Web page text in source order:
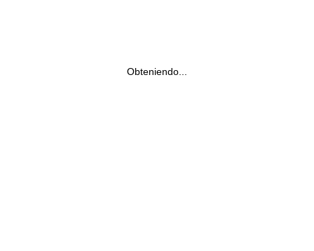
Obteniendo...